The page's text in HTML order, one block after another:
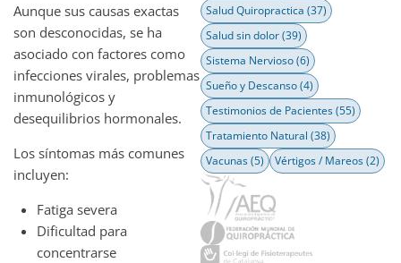
Aunque sus causas exactas
son desconocidas, se ha
asociado con factores como
infecciones virales, problemas
inmunológicos y
desequilibrios hormonales.
Los síntomas más comunes
incluyen:
Fatiga severa
Dificultad para
concentrarse
Salud Quiropractica (37)
Salud sin dolor(39)
Sistema Nervioso(6)
Sueño y Descanso(4)
Testimonios de Pacientes(55)
Tratamiento Natural (38)
Vacunas(5) Vértigos / Mareos(2)